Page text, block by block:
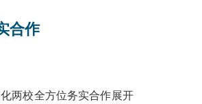
合作
两校全方位务实合作展开